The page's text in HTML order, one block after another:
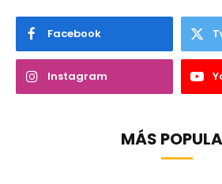
Facebook
Instagram
MÁS